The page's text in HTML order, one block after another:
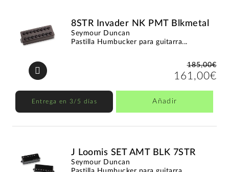
8STR Invader NK PMT Blkmetal
Seymour Duncan
Pastilla Humbucker para guitarra...
185,00€
161,00€
Entrega en 3/5 días Añadir
J Loomis SET AMT BLK 7STR
Seymour Duncan